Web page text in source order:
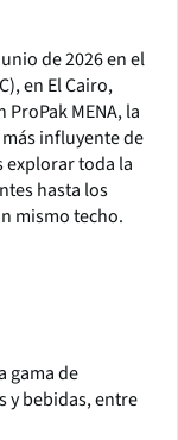
de 2026 en el
en El Cairo,
MENA, la
influyente de
explorar toda la
hasta los
mismo techo.
gama de
y bebidas, entre